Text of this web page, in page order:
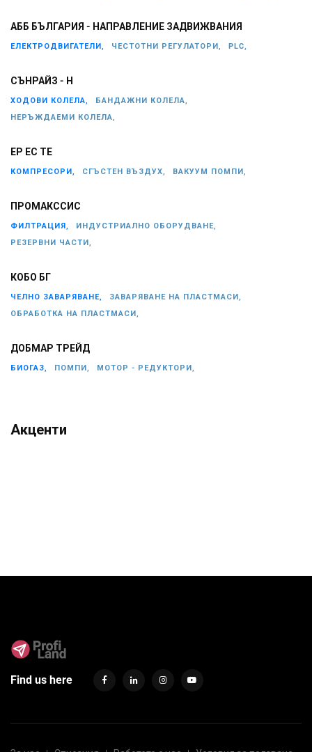
АББ БЪЛГАРИЯ - НАПРАВЛЕНИЕ ЗАДВИЖВАНИЯ
ЕЛЕКТРОДВИГАТЕЛИ, ЧЕСТОТНИ РЕГУЛАТОРИ, PLC,
СЪНРАЙЗ - Н
ХОДОВИ КОЛЕЛА,
БАНДАЖНИ КОЛЕЛА,
НЕРЪЖДАЕМИ КОЛЕЛА,
ЕР ЕС ТЕ
КОМПРЕСОРИ, СГЪСТЕН ВЪЗДУХ, ВАКУУМ ПОМПИ,
ПРОМАКССИС
ФИЛТРАЦИЯ,
ИНДУСТРИАЛНО ОБОРУДВАНЕ,
РЕЗЕРВНИ ЧАСТИ,
КОБО БГ
ЧЕЛНО ЗАВАРЯВАНЕ,
ЗАВАРЯВАНЕ НА ПЛАСТМАСИ,
ОБРАБОТКА НА ПЛАСТМАСИ,
ДОБМАР ТРЕЙД
БИОГАЗ, ПОМПИ, МОТОР - РЕДУКТОРИ,
Акценти
Find us here